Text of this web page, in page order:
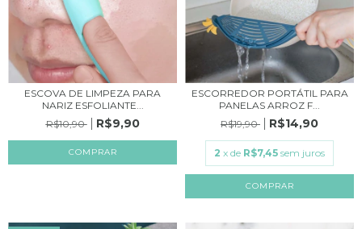
ESCOVA DE LIMPEZA PARA
NARIZ ESFOLIANTE...
R$10,90
R$9,90
COMPRAR
ESCORREDOR PORTÁTIL PARA
PANELAS ARROZ F...
R$19,90
R$14,90
2 x de R$7,45 sem juros
COMPRAR